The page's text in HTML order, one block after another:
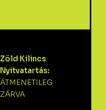
Zöld Kilincs
Nyitvatartás:
ÁTMENETILEG
ZÁRVA